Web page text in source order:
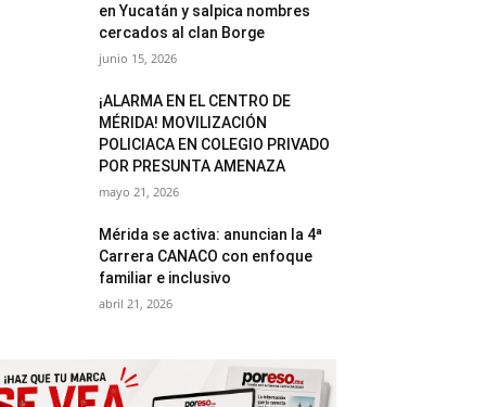
en Yucatán y salpica nombres
cercados al clan Borge
junio 15, 2026
¡ALARMA EN EL CENTRO DE
MÉRIDA! MOVILIZACIÓN
POLICIACA EN COLEGIO PRIVADO
POR PRESUNTA AMENAZA
mayo 21, 2026
Mérida se activa: anuncian la 4ª
Carrera CANACO con enfoque
familiar e inclusivo
abril 21, 2026